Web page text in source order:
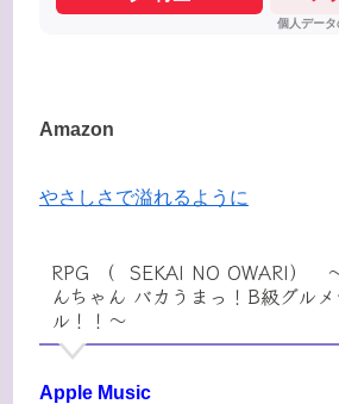
Amazon
やさしさで溢れるように
RPG （ SEKAI NO OWARI）
んちゃん バカうまっ！B級グル
ル！！〜
Apple Music